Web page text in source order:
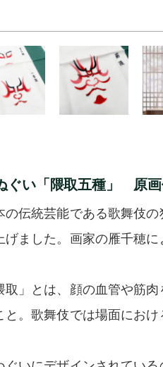
ぐい「隈取五種」 原
の伝統芸能である歌舞伎
げました。画家の雁千穂
取」とは、顔の血管や筋
と。歌舞伎では場面にお